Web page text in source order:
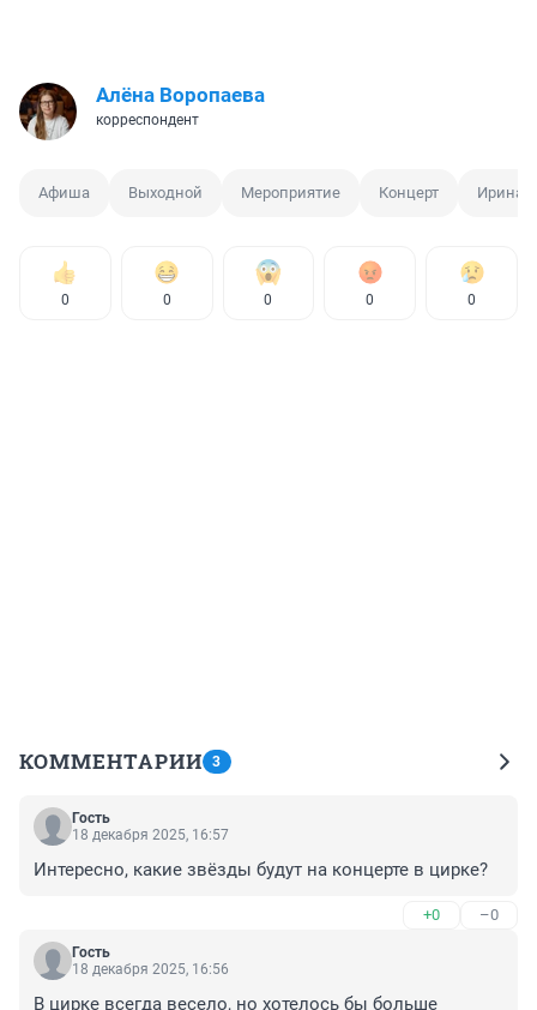
Алёна Воропаева
корреспондент
Афиша Выходной Мероприятие Концерт Ирина
0 0 0 0 0
КОММЕНТАРИИ 3
Гость
18 декабря 2025, 16:57
Интересно, какие звёзды будут на концерте в цирке?
+0 –0
Гость
18 декабря 2025, 16:56
В цирке всегда весело, но хотелось бы больше